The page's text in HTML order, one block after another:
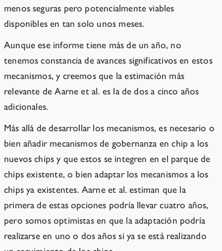
menos seguras pero potencialmente viables
disponibles en tan solo unos meses.
Aunque ese informe tiene más de un año, no
tenemos constancia de avances significativos en estos
mecanismos, y creemos que la estimación más
relevante de Aarne et al. es la de dos a cinco años
adicionales.
Más allá de desarrollar los mecanismos, es necesario o
bien añadir mecanismos de gobernanza en chip a los
nuevos chips y que estos se integren en el parque de
chips existente, o bien adaptar los mecanismos a los
chips ya existentes. Aarne et al. estiman que la
primera de estas opciones podría llevar cuatro años,
pero somos optimistas en que la adaptación podría
realizarse en uno o dos años si ya se está realizando